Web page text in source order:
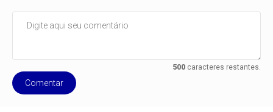
500caracteres restantes.
Comentar